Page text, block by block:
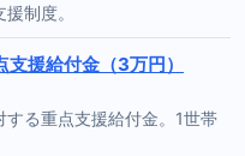
制度。
援給付金（3万円）
る重点支援給付金。1世帯